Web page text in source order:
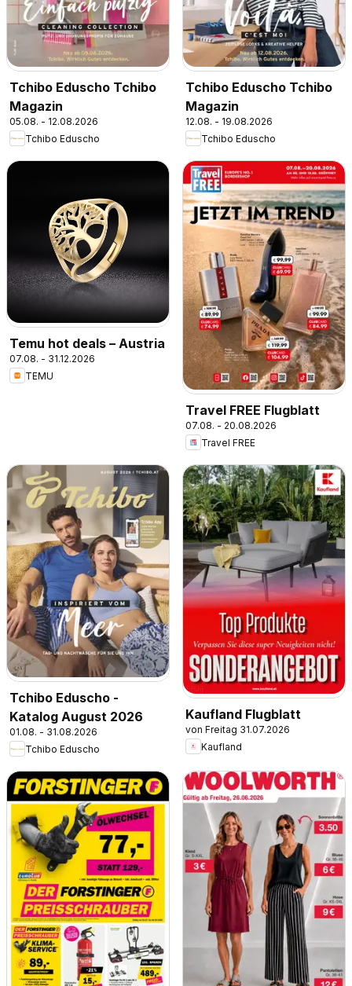
Tchibo Eduscho Tchibo
Magazin
05.08. - 12.08.2026
Tchibo Eduscho
Tchibo Eduscho Tchibo
Magazin
12.08. - 19.08.2026
Tchibo Eduscho
Temu hot deals – Austria
07.08. - 31.12.2026
TEMU
Travel FREE Flugblatt
07.08. - 20.08.2026
Travel FREE
Tchibo Eduscho -
Katalog August 2026
01.08. - 31.08.2026
Tchibo Eduscho
Kaufland Flugblatt
von Freitag 31.07.2026
Kaufland